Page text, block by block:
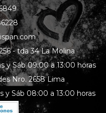
- tda 34 La Molina
y Sáb 09:00 a 13:00 horas
Nro. 2658 Lima
y Sáb 08:00 a 13:00 horas